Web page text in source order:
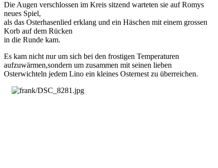
Die Augen verschlossen im Kreis sitzend warteten sie auf Romys
neues Spiel,
als das Osterhasenlied erklang und ein Häschen mit einem grossen
Korb auf dem Rücken
in die Runde kam.
Es kam nicht nur um sich bei den frostigen Temperaturen
aufzuwärmen,sondern um zusammen mit seinen lieben
Osterwichteln jedem Lino ein kleines Osternest zu überreichen.